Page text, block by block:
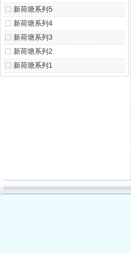
新荷塘系列5
新荷塘系列4
新荷塘系列3
新荷塘系列2
新荷塘系列1